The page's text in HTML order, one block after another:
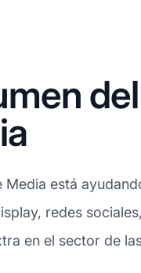
Media está
redes
en el sector de